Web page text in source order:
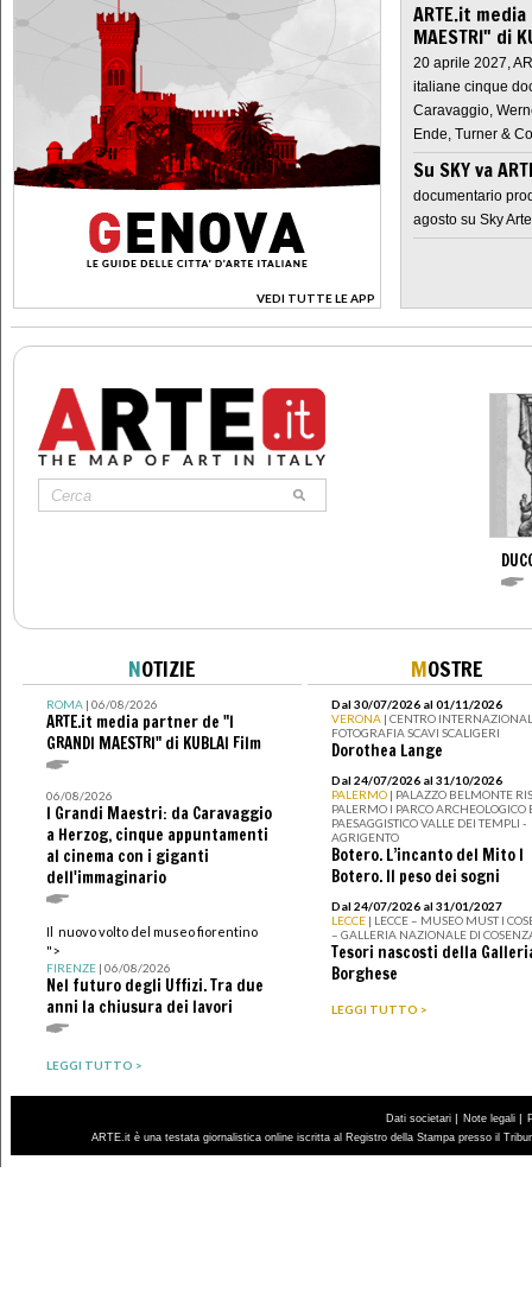
VEDI TUTTE LE APP
>
ARTE.it
MAESTRI" di
20 aprile 2027,
italiane cinque
Caravaggio,
Ende, Turner &
Su SKY va
documentario
agosto su Sky Arte
NOTIZIE
ROMA| 06/08/2026
ARTE.it media partner de "I
GRANDI MAESTRI" di KUBLAI Film
06/08/2026
I Grandi Maestri: da Caravaggio
a Herzog, cinque appuntamenti
al cinema con i giganti
dell'immaginario
Il nuovo volto del museo fiorentino
">
FIRENZE| 06/08/2026
Nel futuro degli Uffizi. Tra due
anni la chiusura dei lavori
LEGGI TUTTO >
MOSTRE
Dal 30/07/2026 al 01/11/2026
VERONA | CENTRO
FOTOGRAFIA SCAVI SCALIGERI
Dorothea Lange
Dal 24/07/2026 al 31/10/2026
PALERMO | PALAZZO BELMONTE
PALERMO I PARCO ARCHEOLOGICO
PAESAGGISTICO VALLE DEI TEMPLI -
AGRIGENTO
Botero. L’incanto del Mito I
Botero. Il peso dei sogni
Dal 24/07/2026 al 31/01/2027
LECCE | LECCE – MUSEO MUST I
– GALLERIA NAZIONALE DI
Tesori nascosti della
Borghese
LEGGI TUTTO >
Dati societari | Note legali |
ARTE.it è una testata giornalistica online iscritta al Registro della Stampa presso il